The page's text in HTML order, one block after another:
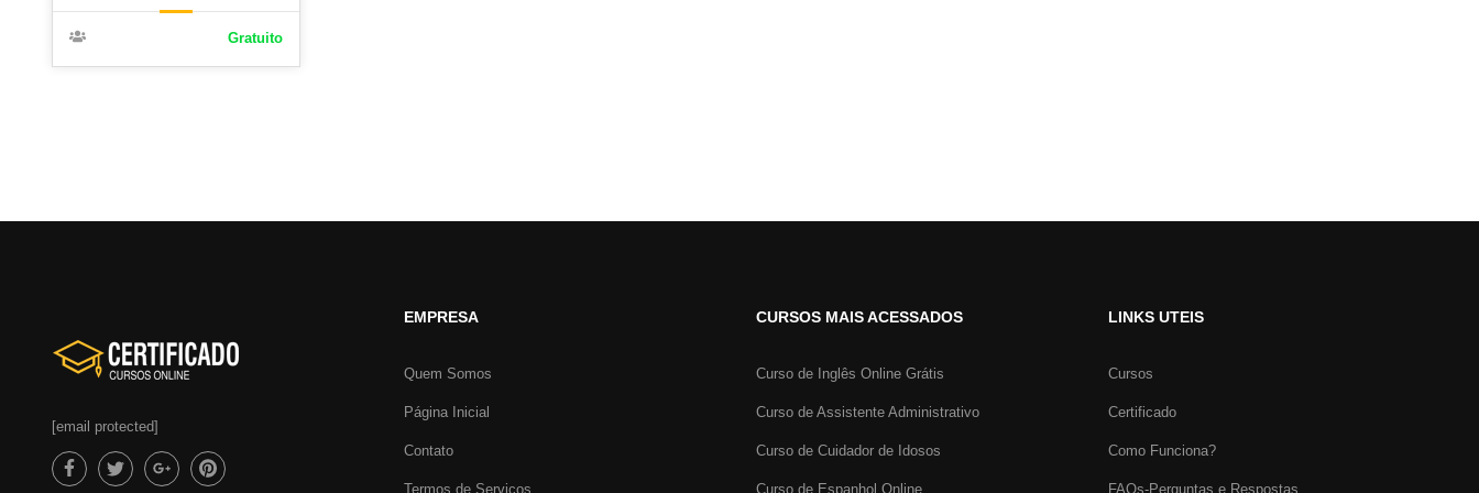
Gratuito
[email protected]
EMPRESA
Quem Somos
Página Inicial
Contato
Termos de Serviços
CURSOS MAIS ACESSADOS
Curso de Inglês Online Grátis
Curso de Assistente Administrativo
Curso de Cuidador de Idosos
Curso de Espanhol Online
LINKS UTEIS
Cursos
Certificado
Como Funciona?
FAQs-Perguntas e Respostas